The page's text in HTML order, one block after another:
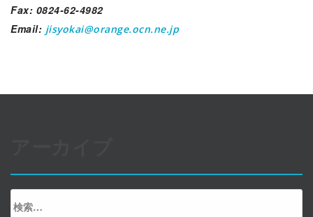
Fax: 0824-62-4982
Email: jisyokai@orange.ocn.ne.jp
検
索: